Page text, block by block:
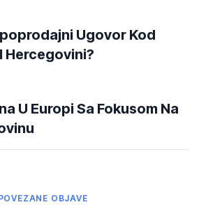
Ugovor Kod
Hercegovini?
U Europi Sa Fokusom Na
OBJAVE